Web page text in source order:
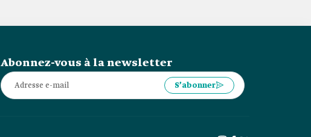
Abonnez-vous à la newsletter
S’abonner